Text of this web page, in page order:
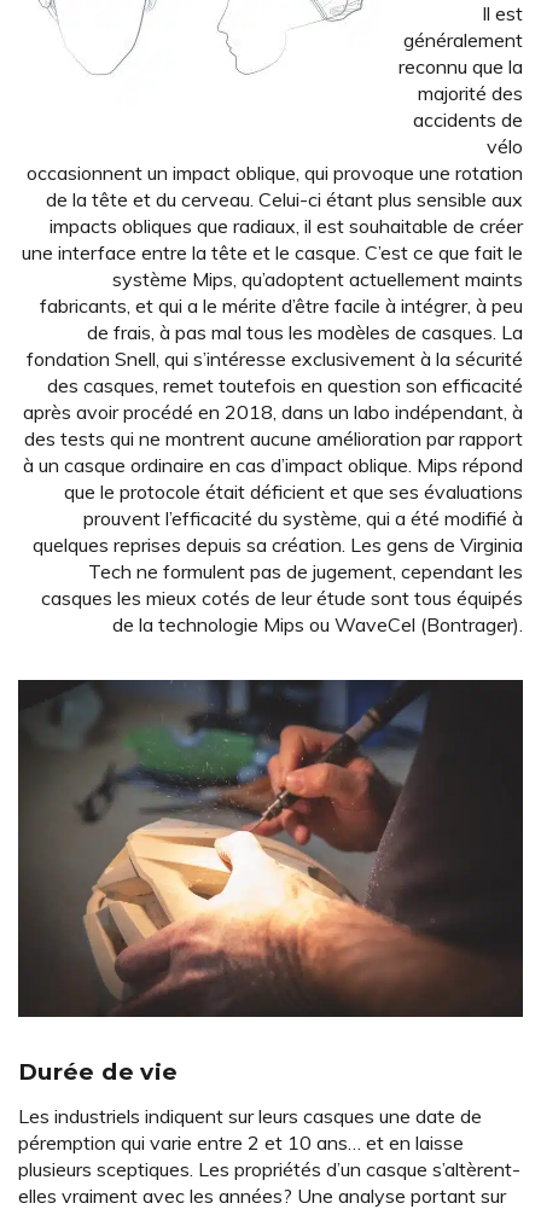
Il est
généralement
reconnu que la
majorité des
accidents de
vélo
occasionnent un impact oblique, qui provoque une rotation
de la tête et du cerveau. Celui-ci étant plus sensible aux
impacts obliques que radiaux, il est souhaitable de créer
une interface entre la tête et le casque. C’est ce que fait le
système Mips, qu’adoptent actuellement maints
fabricants, et qui a le mérite d’être facile à intégrer, à peu
de frais, à pas mal tous les modèles de casques. La
fondation Snell, qui s’intéresse exclusivement à la sécurité
des casques, remet toutefois en question son efficacité
après avoir procédé en 2018, dans un labo indépendant, à
des tests qui ne montrent aucune amélioration par rapport
à un casque ordinaire en cas d’impact oblique. Mips répond
que le protocole était déficient et que ses évaluations
prouvent l’efficacité du système, qui a été modifié à
quelques reprises depuis sa création. Les gens de Virginia
Tech ne formulent pas de jugement, cependant les
casques les mieux cotés de leur étude sont tous équipés
de la technologie Mips ou WaveCel (Bontrager).
Durée de vie
Les industriels indiquent sur leurs casques une date de
péremption qui varie entre 2 et 10 ans… et en laisse
plusieurs sceptiques. Les propriétés d’un casque s’altèrent-
elles vraiment avec les années? Une analyse portant sur